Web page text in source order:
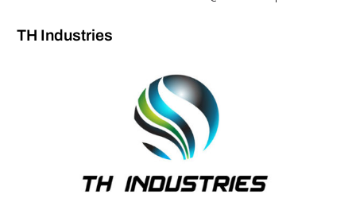
TH Industries